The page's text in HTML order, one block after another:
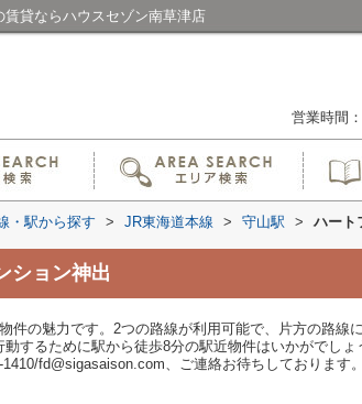
貸ならハウスセゾン南草津店
営業時間
・駅から探す > JR東海道本線 > 守山駅 > ハート
ション神出
件の魅力です。2つの路線が利用可能で、片方の路線
するために駅から徒歩8分の駅近物件はいかがでし
fd@sigasaison.com、ご連絡お待ちしております。